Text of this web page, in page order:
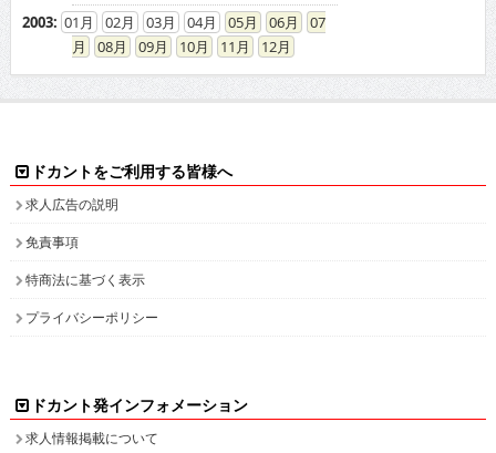
2003: 01 02 03 04 05 06
07
08
09 10 11 12
ドカントをご利用する皆様へ
求人広告の説明
免責事項
特商法に基づく表示
プライバシーポリシー
ドカント発インフォメーション
求人情報掲載について